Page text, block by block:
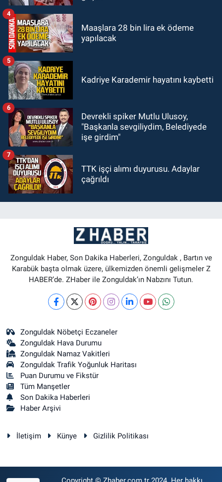
Maaşlara 28 bin lira ek ödeme
yapılacak
4
Kadriye Karademir hayatını kaybetti
5
Devrekli spiker Mutlu Ulusoy,
"Başkanla sevgiliydim, Belediyede
işe girdim"
6
TTK işçi alımı duyurusu. Adaylar
çağrıldı
7
Zonguldak Haber, Son Dakika Haberleri, Zonguldak , Bartın ve
Karabük başta olmak üzere, ülkemizden önemli gelişmeler Z
HABER’de. ZHaber ile Zonguldak’ın Nabzını Tutun.
Zonguldak Nöbetçi Eczaneler
Zonguldak Hava Durumu
Zonguldak Namaz Vakitleri
Zonguldak Trafik Yoğunluk Haritası
Puan Durumu ve Fikstür
Tüm Manşetler
Son Dakika Haberleri
Haber Arşivi
İletişim Künye Gizlilik Politikası